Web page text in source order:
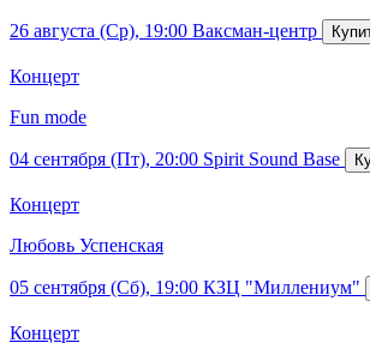
26 августа (Ср), 19:00 Ваксман-центр
Концерт
Fun mode
04 сентября (Пт), 20:00 Spirit Sound Base
Концерт
Любовь Успенская
05 сентября (Сб), 19:00 КЗЦ "Миллениум"
Концерт